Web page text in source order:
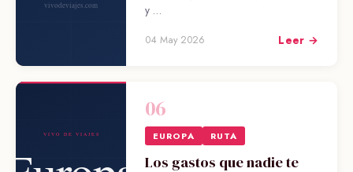
y …
04 May 2026 Leer →
06
EUROPA RUTA
Los gastos que nadie te